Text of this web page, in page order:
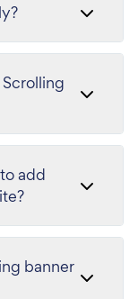
add
banner